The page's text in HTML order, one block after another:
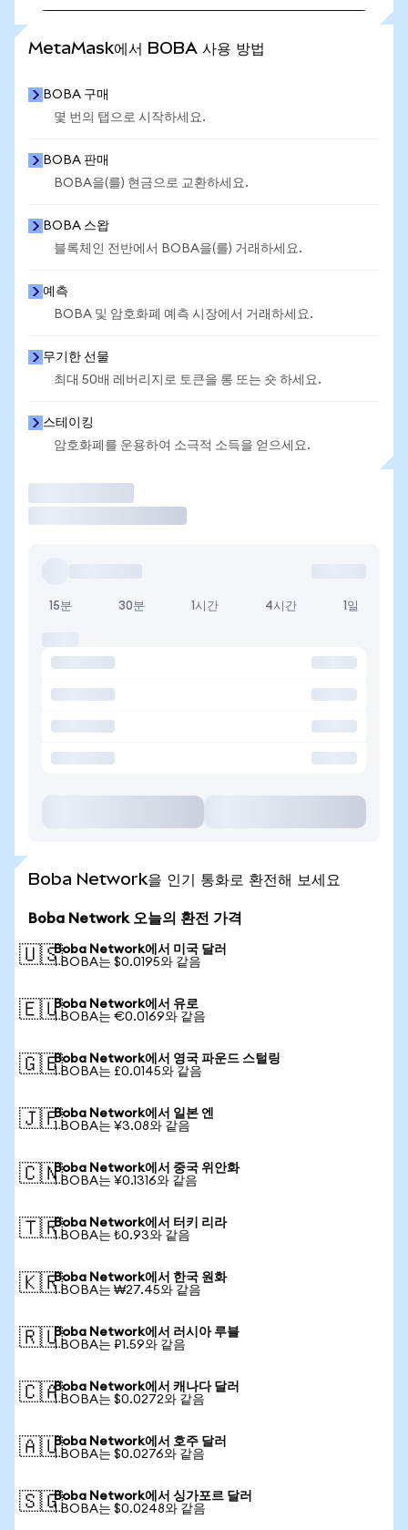
MetaMask에서 BOBA 사용 방법
BOBA 구매
몇 번의 탭으로 시작하세요.
BOBA 판매
BOBA을(를) 현금으로 교환하세요.
BOBA 스왑
블록체인 전반에서 BOBA을(를) 거래하세요.
예측
BOBA 및 암호화폐 예측 시장에서 거래하세요.
무기한 선물
최대 50배 레버리지로 토큰을 롱 또는 숏 하세요.
스테이킹
암호화폐를 운용하여 소극적 소득을 얻으세요.
15분 30분 1시간 4시간 1일
Boba Network을 인기 통화로 환전해 보세요
Boba Network 오늘의 환전 가격
🇺🇸Boba Network에서 미국 달러
1 BOBA는 $0.0195와 같음
🇪🇺Boba Network에서 유로
1 BOBA는 €0.0169와 같음
🇬🇧Boba Network에서 영국 파운드 스털링
1 BOBA는 £0.0145와 같음
🇯🇵Boba Network에서 일본 엔
1 BOBA는 ¥3.08와 같음
🇨🇳Boba Network에서 중국 위안화
1 BOBA는 ¥0.1316와 같음
🇹🇷Boba Network에서 터키 리라
1 BOBA는 ₺0.93와 같음
🇰🇷Boba Network에서 한국 원화
1 BOBA는 ₩27.45와 같음
🇷🇺Boba Network에서 러시아 루블
1 BOBA는 ₽1.59와 같음
🇨🇦Boba Network에서 캐나다 달러
1 BOBA는 $0.0272와 같음
🇦🇺Boba Network에서 호주 달러
1 BOBA는 $0.0276와 같음
🇸🇬Boba Network에서 싱가포르 달러
1 BOBA는 $0.0248와 같음